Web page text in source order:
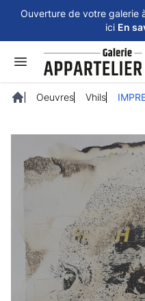
Ouverture de votre galerie
ici En
Oeuvres Vhils
Panneau de gestion des